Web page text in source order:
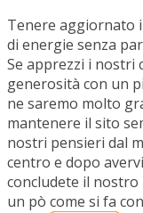
Tenere aggiornato
di energie senza
Se apprezzi i
generosità con un
ne saremo molto
mantenere il sito
nostri pensieri dal
centro e dopo
concludete il
un pò come si fa